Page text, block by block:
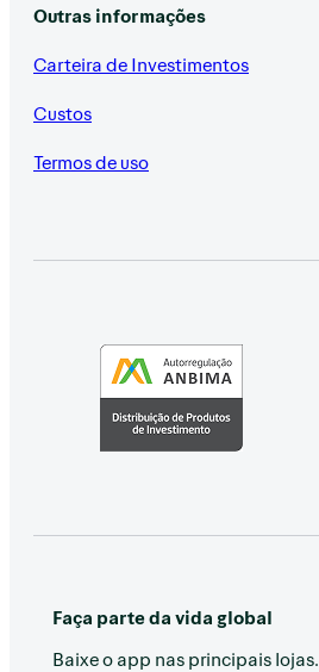
Outras informações
Carteira de Investimentos
Custos
Termos de uso
Faça parte da vida global
Baixe o app nas principais lojas.